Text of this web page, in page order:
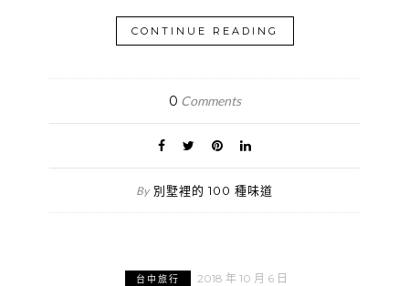
CONTINUE READING
0 Comments
By 別墅裡的 100 種味道
台中旅行 2018 年 10 月 6 日